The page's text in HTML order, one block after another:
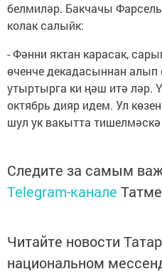
белмиләр. Бакчачы
колак салыйк:
- Фәнни яктан карасак,
өченче декадасыннан
утыртырга ки ңәш итә ләр.
октябрь дияр идем. Ул
шул ук вакытта
Следите за самым
Telegram-канале
Читайте новости
национальном